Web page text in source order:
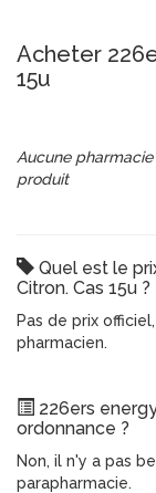
Acheter
15u
Aucune
produit
Quel est le
Citron. Cas 15u ?
Pas de prix
pharmacien.
226ers
ordonnance ?
Non, il n'y a pas
parapharmacie.